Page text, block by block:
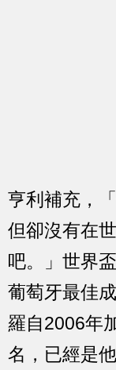
亨利補充，
但卻沒有在
吧。」世界
葡萄牙最佳
羅自2006年
名，已經是